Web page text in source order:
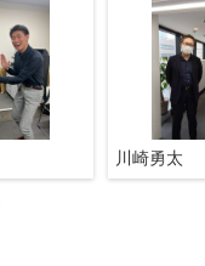
川崎勇太